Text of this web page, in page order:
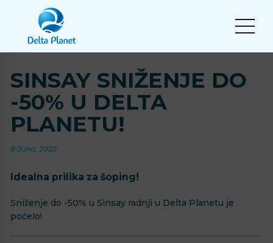
SINSAY SNIŽENJE DO
-50% U DELTA
PLANETU!
8 Juna, 2022
Idealna prilika za šoping!
Sniženje do -50% u Sinsay radnji u Delta Planetu je
počelo!